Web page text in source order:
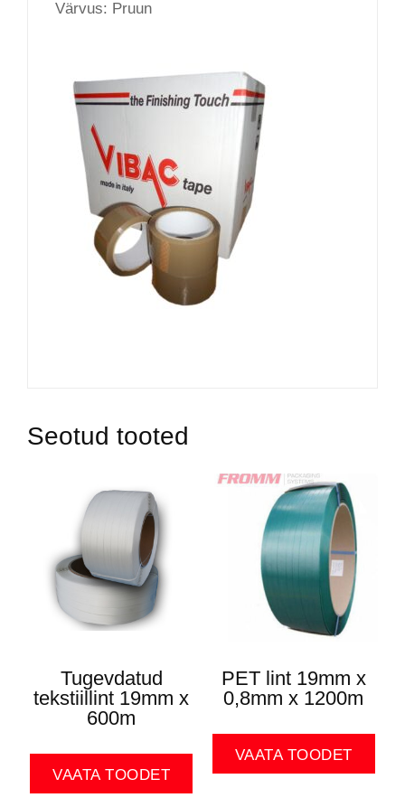
Värvus: Pruun
Seotud tooted
Tugevdatud
tekstiillint 19mm x
600m
VAATA TOODET
PET lint 19mm x
0,8mm x 1200m
VAATA TOODET